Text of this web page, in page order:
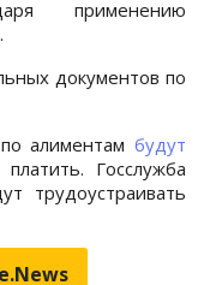
применению
документов по
алиментам будут
Госслужба
трудоустраивать